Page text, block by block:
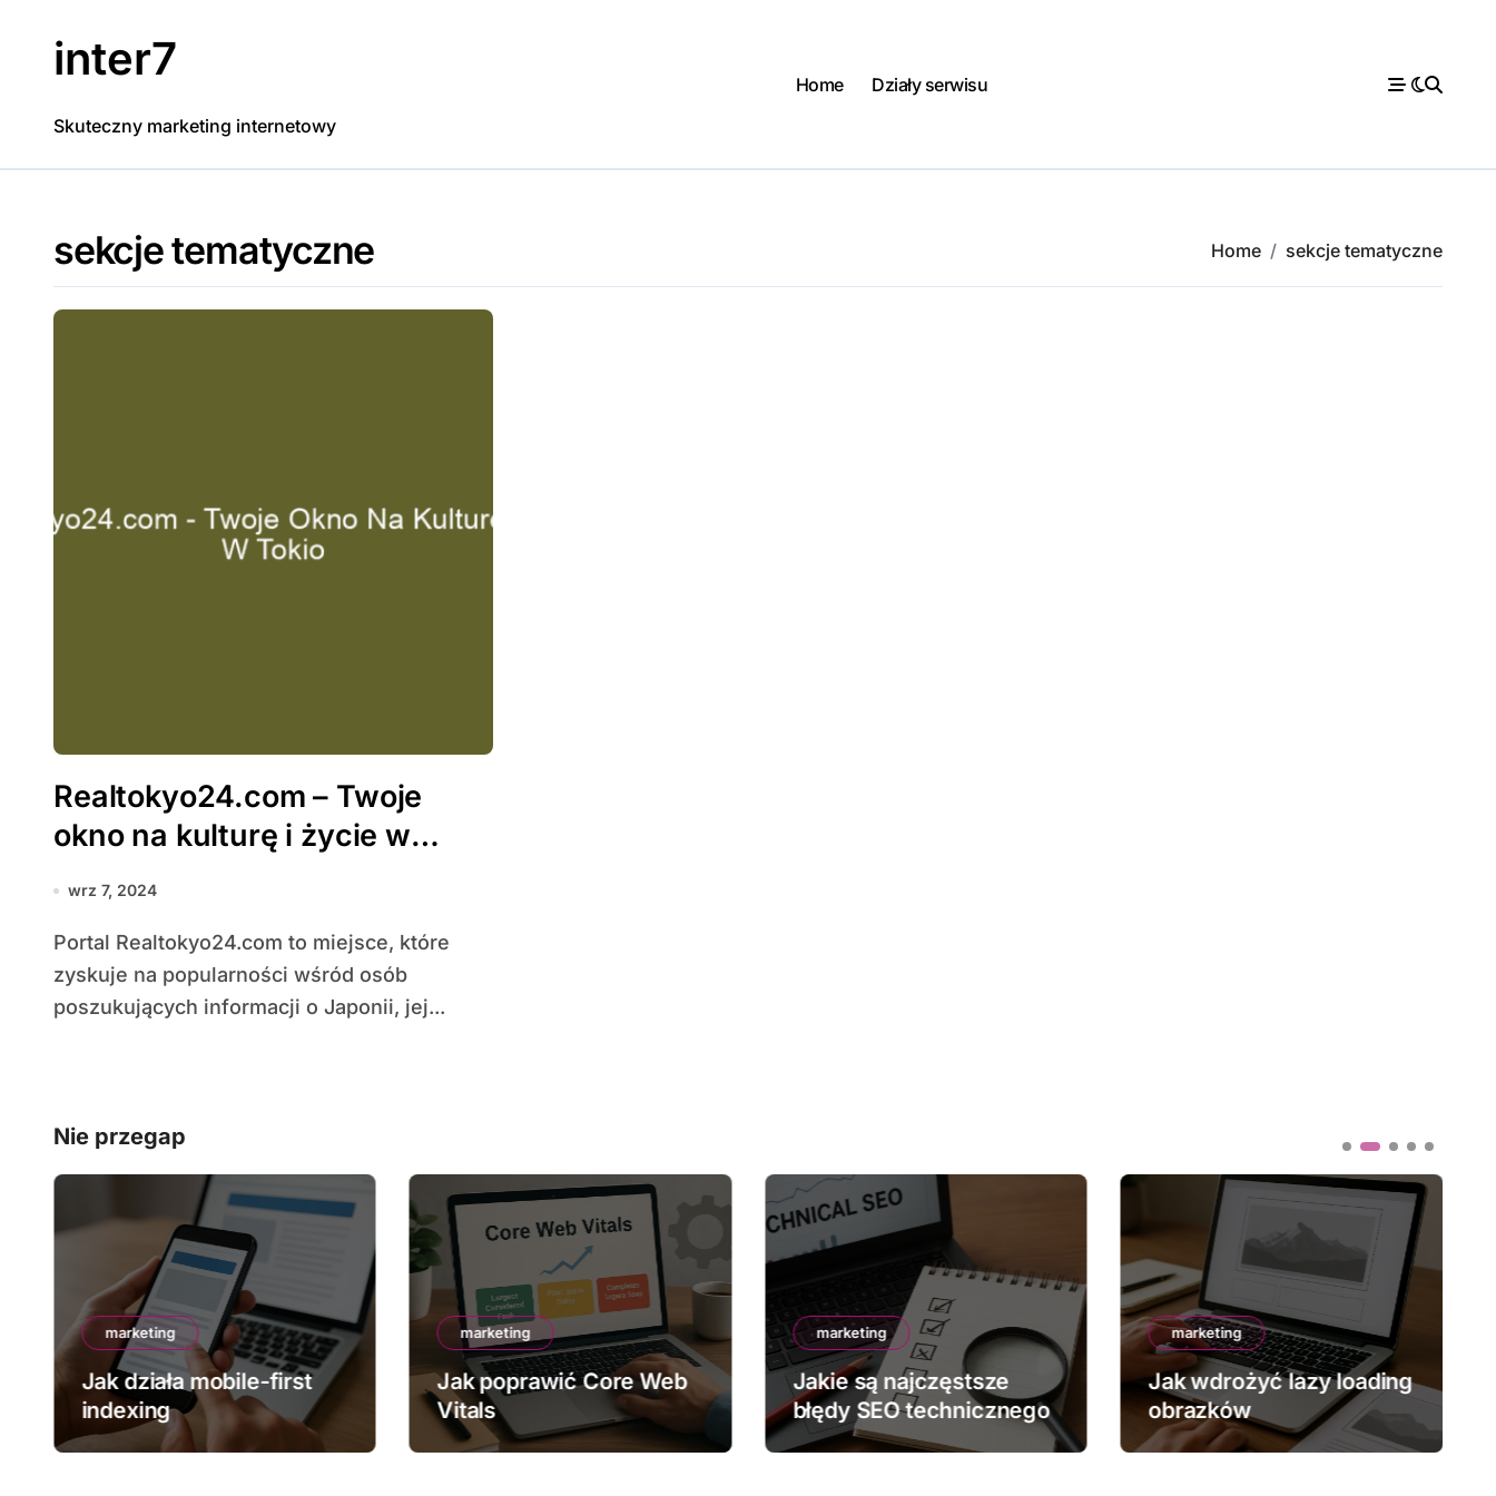
inter7
Skuteczny marketing internetowy
Home Działy serwisu
sekcje tematyczne Home sekcje tematyczne
Realtokyo24.com – Twoje
okno na kulturę i życie w
Tokio
wrz 7, 2024
Portal Realtokyo24.com to miejsce, które
zyskuje na popularności wśród osób
poszukujących informacji o Japonii, jej...
Nie przegap
marketing
Jak działa mobile-first
indexing
marketing
Jak poprawić Core Web
Vitals
marketing
Jakie są najczęstsze
błędy SEO technicznego
marketing
Jak wdrożyć lazy loading
obrazków